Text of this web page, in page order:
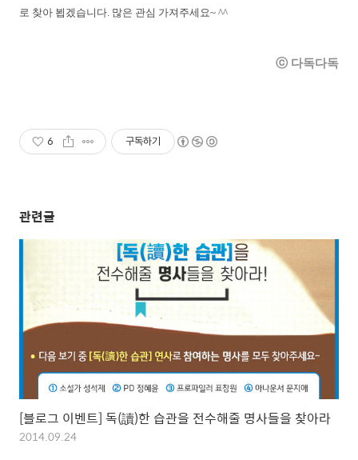
로 찾아 뵙겠습니다. 많은 관심 가져주세요~ ^^
ⓒ 다독다독
6 구독하기
관련글
[블로그 이벤트] 독(讀)한 습관을 전수해줄 명사들을 찾아라
2014.09.24